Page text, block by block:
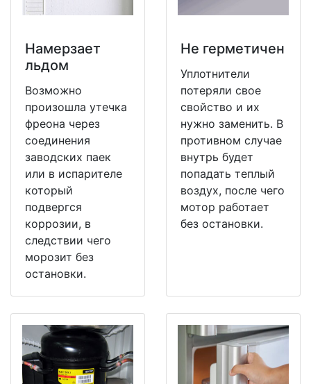
Намерзает
льдом
Возможно
произошла утечка
фреона через
соединения
заводских паек
или в испарителе
который
подвергся
коррозии, в
следствии чего
морозит без
остановки.
Не герметичен
Уплотнители
потеряли свое
свойство и их
нужно заменить. В
противном случае
внутрь будет
попадать теплый
воздух, после чего
мотор работает
без остановки.